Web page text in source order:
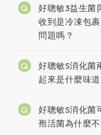
好聰敏3益生菌
收到是冷凍包
問題嗎？
好聰敏S消化菌
起來是什麼味
好聰敏S消化菌
孢活菌為什麼